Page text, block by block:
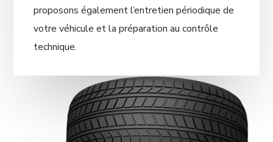
proposons également l’entretien périodique de
votre véhicule et la préparation au contrôle
technique.